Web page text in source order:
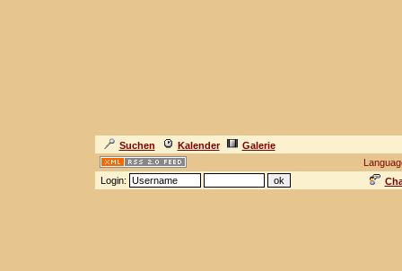
Suchen Kalender
Galerie
Login: